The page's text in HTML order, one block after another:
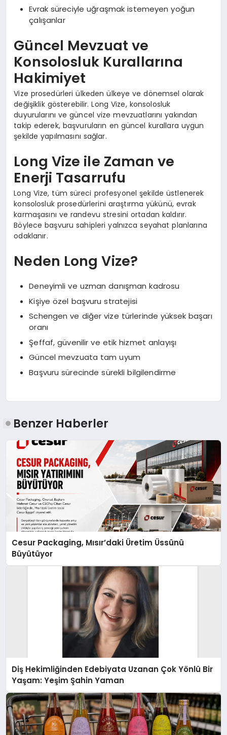
Evrak süreciyle uğraşmak istemeyen yoğun
çalışanlar
Güncel Mevzuat ve
Konsolosluk Kurallarına
Hakimiyet
Vize prosedürleri ülkeden ülkeye ve dönemsel olarak
değişiklik gösterebilir. Long Vize, konsolosluk
duyurularını ve güncel vize mevzuatlarını yakından
takip ederek, başvuruların en güncel kurallara uygun
şekilde yapılmasını sağlar.
Long Vize ile Zaman ve
Enerji Tasarrufu
Long Vize, tüm süreci profesyonel şekilde üstlenerek
konsolosluk prosedürlerini araştırma yükünü, evrak
karmaşasını ve randevu stresini ortadan kaldırır.
Böylece başvuru sahipleri yalnızca seyahat planlarına
odaklanır.
Neden Long Vize?
Deneyimli ve uzman danışman kadrosu
Kişiye özel başvuru stratejisi
Schengen ve diğer vize türlerinde yüksek başarı
oranı
Şeffaf, güvenilir ve etik hizmet anlayışı
Güncel mevzuata tam uyum
Başvuru sürecinde sürekli bilgilendirme
Benzer Haberler
Cesur Packaging, Mısır’daki Üretim Üssünü
Büyütüyor
Diş Hekimliğinden Edebiyata Uzanan Çok Yönlü Bir
Yaşam: Yeşim Şahin Yaman